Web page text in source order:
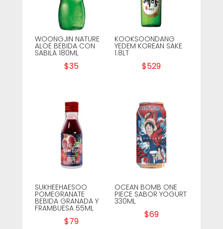
WOONGJIN NATURE
ALOE BEBIDA CON
SABILA 180ML
$35
KOOKSOONDANG
YEDEM KOREAN SAKE
1.8LT
$529
SUKHEEHAESOO
POMEGRANATE
BEBIDA GRANADA Y
FRAMBUESA 55ML
$79
OCEAN BOMB ONE
PIECE SABOR YOGURT
330ML
$69